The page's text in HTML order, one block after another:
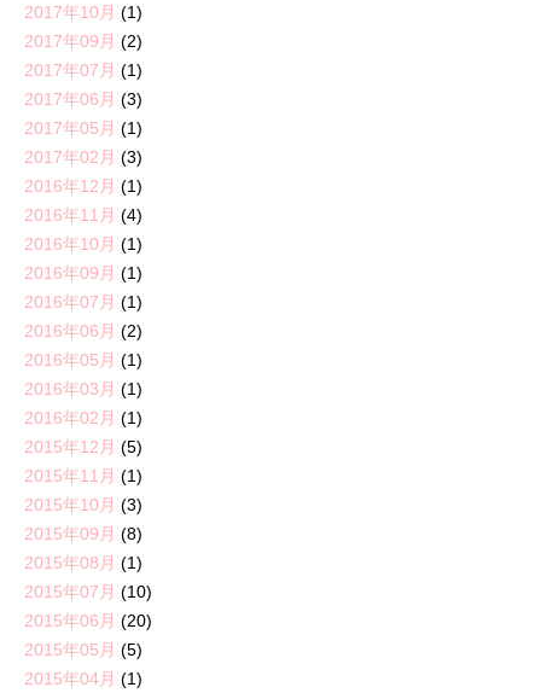
2017年10月 (1)
2017年09月 (2)
2017年07月 (1)
2017年06月 (3)
2017年05月 (1)
2017年02月 (3)
2016年12月 (1)
2016年11月 (4)
2016年10月 (1)
2016年09月 (1)
2016年07月 (1)
2016年06月 (2)
2016年05月 (1)
2016年03月 (1)
2016年02月 (1)
2015年12月 (5)
2015年11月 (1)
2015年10月 (3)
2015年09月 (8)
2015年08月 (1)
2015年07月 (10)
2015年06月 (20)
2015年05月 (5)
2015年04月 (1)